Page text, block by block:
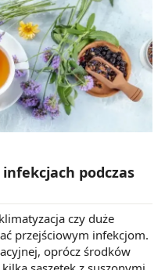
podczas
czy duże
przejściowym infekcjom.
oprócz środków